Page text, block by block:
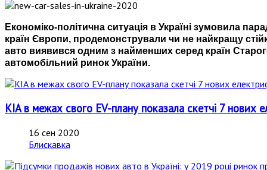
Економіко-політична ситуація в Україні зумовила
країн Європи, продемонстрували чи не найкращу
авто виявився одним з найменших серед країн
автомобільний ринок України.
KIA в межах свого EV-плану показала скетчі 7
16 сен 2020
Блискавка